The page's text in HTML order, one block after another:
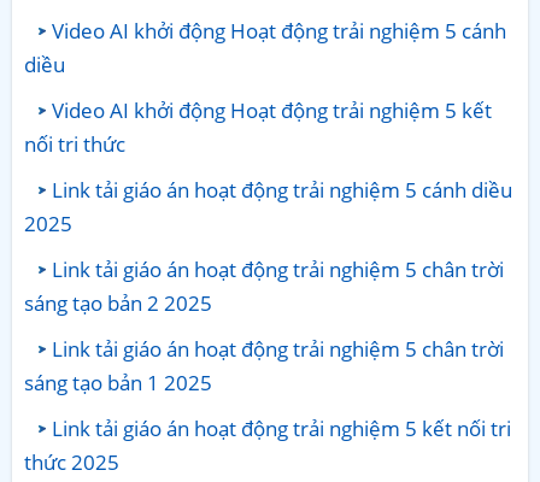
Video AI khởi động Hoạt động trải nghiệm 5 cánh
diều
Video AI khởi động Hoạt động trải nghiệm 5 kết
nối tri thức
Link tải giáo án hoạt động trải nghiệm 5 cánh diều
2025
Link tải giáo án hoạt động trải nghiệm 5 chân trời
sáng tạo bản 2 2025
Link tải giáo án hoạt động trải nghiệm 5 chân trời
sáng tạo bản 1 2025
Link tải giáo án hoạt động trải nghiệm 5 kết nối tri
thức 2025